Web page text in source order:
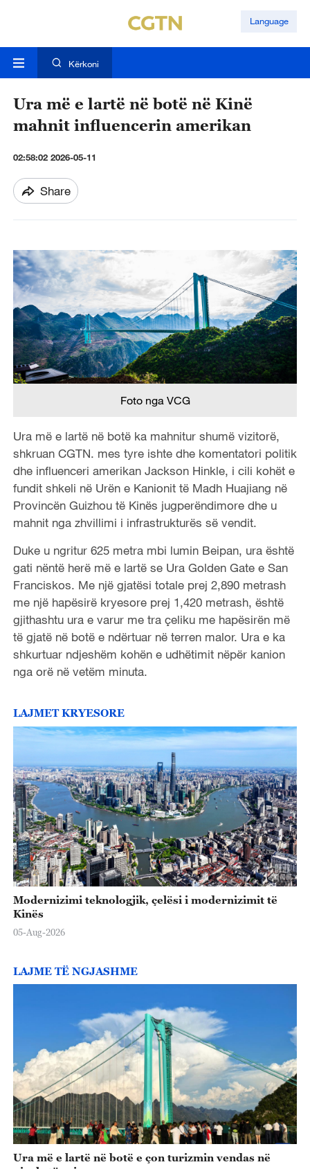
Language
Kërkoni
Ura më e lartë në botë në Kinë
mahnit influencerin amerikan
02:58:02 2026-05-11
Share
Foto nga VCG
Ura më e lartë në botë ka mahnitur shumë vizitorë,
shkruan CGTN. mes tyre ishte dhe komentatori politik
dhe influenceri amerikan Jackson Hinkle, i cili kohët e
fundit shkeli në Urën e Kanionit të Madh Huajiang në
Provincën Guizhou të Kinës jugperëndimore dhe u
mahnit nga zhvillimi i infrastrukturës së vendit.
Duke u ngritur 625 metra mbi lumin Beipan, ura është
gati nëntë herë më e lartë se Ura Golden Gate e San
Franciskos. Me një gjatësi totale prej 2,890 metrash
me një hapësirë ​​kryesore prej 1,420 metrash, është
gjithashtu ura e varur me tra çeliku me hapësirën më
të gjatë në botë e ndërtuar në terren malor. Ura e ka
shkurtuar ndjeshëm kohën e udhëtimit nëpër kanion
nga orë në vetëm minuta.
LAJMET KRYESORE
Modernizimi teknologjik, çelësi i modernizimit të
Kinës
05-Aug-2026
LAJME TË NGJASHME
Ura më e lartë në botë e çon turizmin vendas në